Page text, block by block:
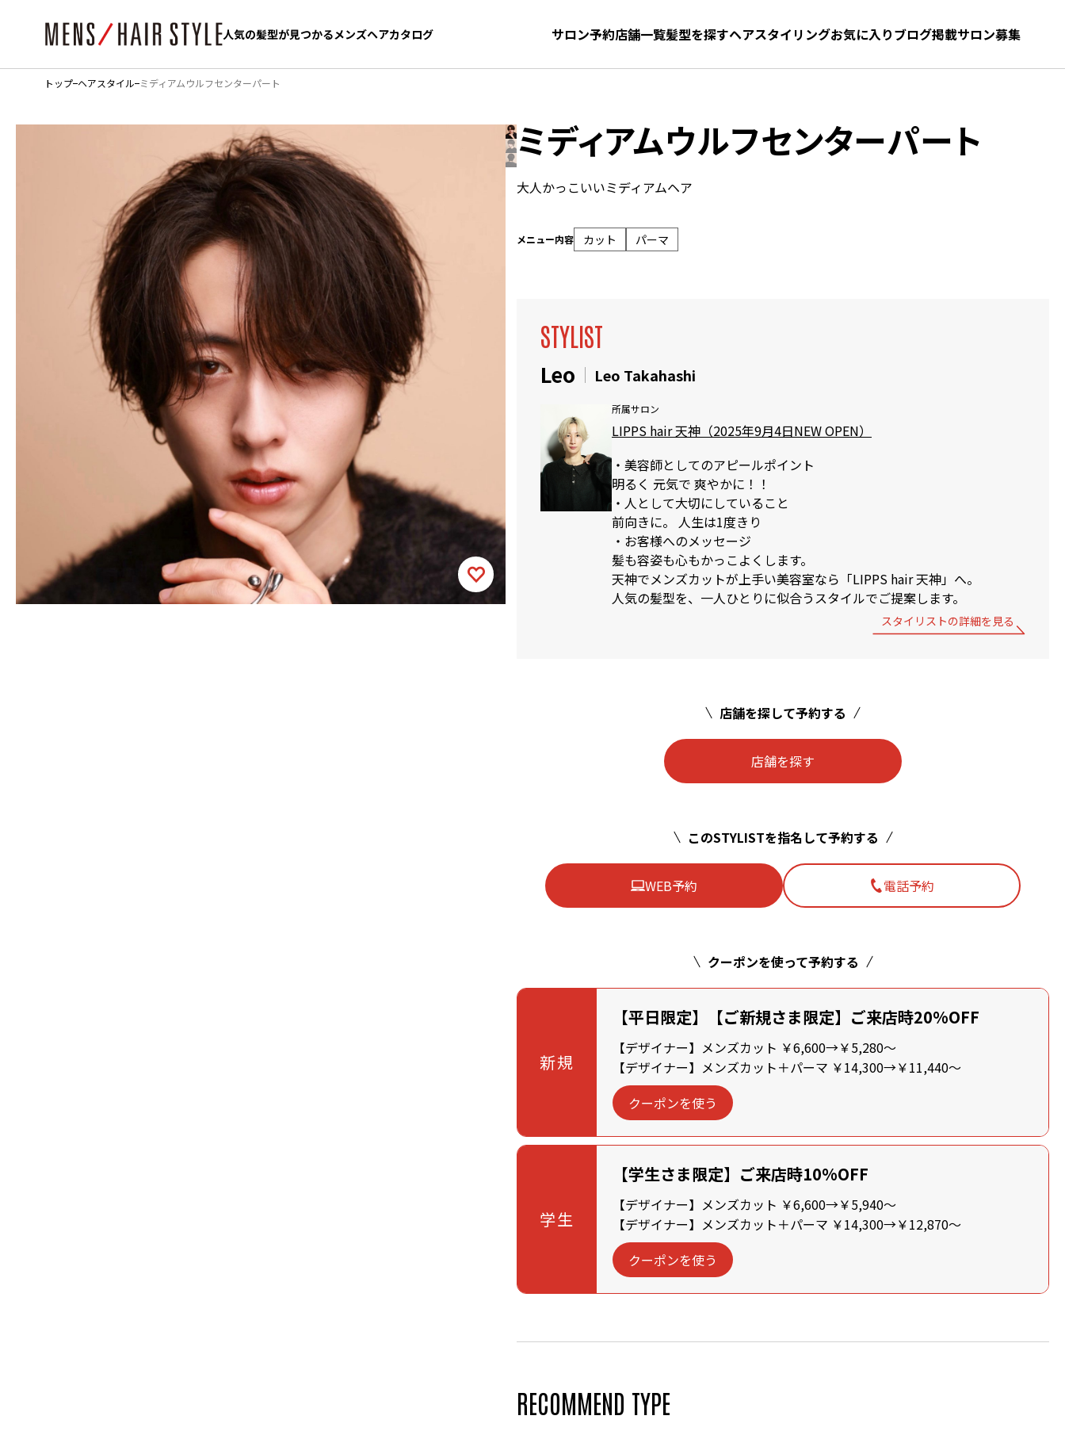
人気の髪型が見つかるメンズヘアカタログ サロン予約店舗一覧髪型を探すヘアスタイリングお気に入りブログ掲載サロン募集
人気の髪型が見つかるメンズヘアカタログ お気に入り 髪型をさがす
トップ ヘアスタイル ミディアムウルフセンターパート
ミディアムウルフセンターパート
大人かっこいいミディアムヘア
メニュー内容 カット パーマ
STYLIST
Leo Leo Takahashi
所属サロン
LIPPS hair 天神（2025年9月4日NEW OPEN）
・美容師としてのアピールポイント
明るく 元気で 爽やかに！！
・人として大切にしていること
前向きに。 人生は1度きり
・お客様へのメッセージ
髪も容姿も心もかっこよくします。
天神でメンズカットが上手い美容室なら「LIPPS hair 天神」へ。
人気の髪型を、一人ひとりに似合うスタイルでご提案します。
スタイリストの詳細を見る
店舗を探して予約する
店舗を探す
このSTYLISTを指名して予約する
WEB予約 電話予約
クーポンを使って予約する
新規
【平日限定】【ご新規さま限定】ご来店時20%OFF
【デザイナー】メンズカット ￥6,600→￥5,280～
【デザイナー】メンズカット＋パーマ ￥14,300→￥11,440～
クーポンを使う
学生
【学生さま限定】ご来店時10%OFF
【デザイナー】メンズカット ￥6,600→￥5,940～
【デザイナー】メンズカット＋パーマ ￥14,300→￥12,870～
クーポンを使う
RECOMMEND TYPE